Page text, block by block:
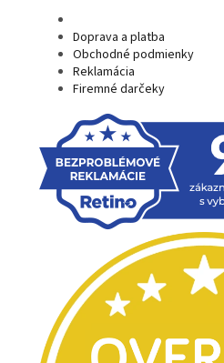
Doprava a platba
Obchodné podmienky
Reklamácia
Firemné darčeky